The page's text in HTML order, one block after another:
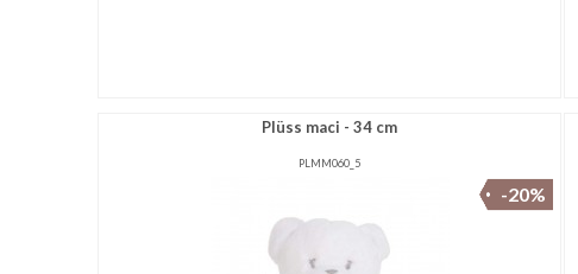
Plüss maci - 34 cm
PLMM060_5
-20%